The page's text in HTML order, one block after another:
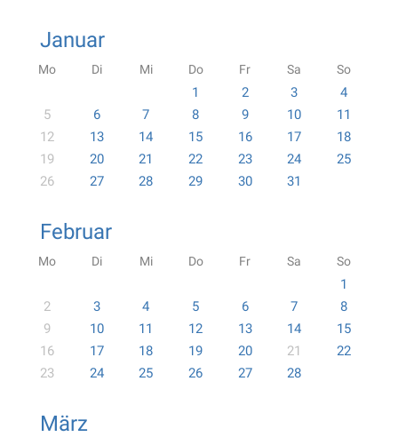
Januar
Mo Di Mi Do Fr Sa So
1 2 3
4
5
6 7 8 9 10
11
12
13 14 15 16 17
18
19
20 21 22 23 24
25
26
27 28 29 30 31
Februar
Mo Di Mi Do Fr Sa So
1
2
3 4 5 6 7
8
9
10 11 12 13 14
15
16
17 18 19 20 21
22
23
24 25 26 27 28
März